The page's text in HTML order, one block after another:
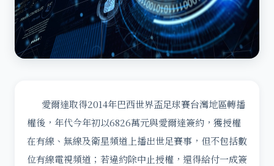
愛爾達取得2014年巴西世界盃足球賽台灣地區轉播
權後，年代今年初以6826萬元與愛爾達簽約，獲授權
在有線、無線及衛星頻道上播出世足賽事，但不包括數
位有線電視頻道；若違約除中止授權，還得給付一成簽